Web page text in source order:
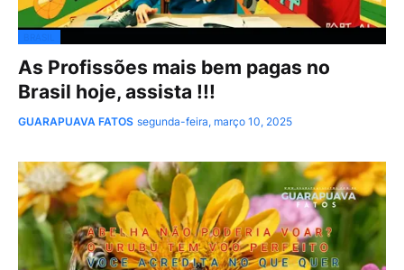
As Profissões mais bem pagas no
Brasil hoje, assista !!!
GUARAPUAVA FATOS segunda-feira, março 10, 2025